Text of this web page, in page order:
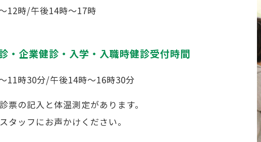
12時/午後14時～17時
・企業健診・入学・入職時健診受付時間
11時30分/午後14時～16時30分
票の記入と体温測定があります。
タッフにお声かけください。